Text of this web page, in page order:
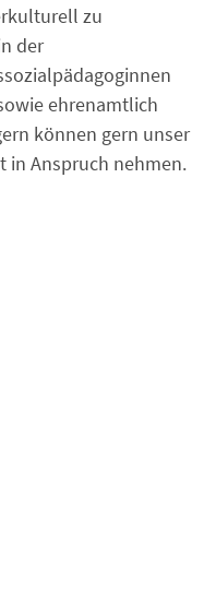
zu
der
ehrenamtlich
können gern unser
in Anspruch nehmen.